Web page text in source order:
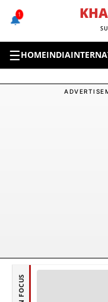
Skip
content
🔔
1
☰HOMEINDIA
IN FOCUS